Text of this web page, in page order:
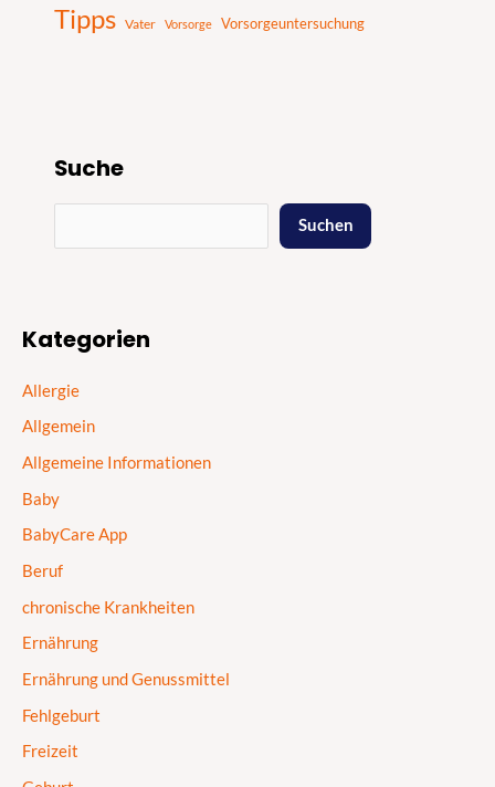
Tipps Vater Vorsorge Vorsorgeuntersuchung
Suche
Suchen
Kategorien
Allergie
Allgemein
Allgemeine Informationen
Baby
BabyCare App
Beruf
chronische Krankheiten
Ernährung
Ernährung und Genussmittel
Fehlgeburt
Freizeit